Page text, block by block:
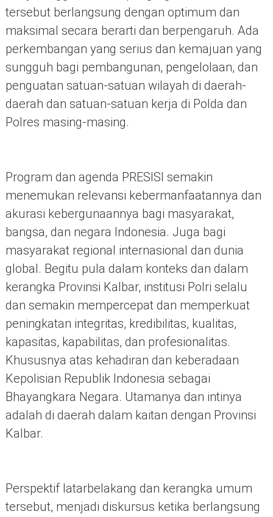
tersebut berlangsung dengan optimum dan
maksimal secara berarti dan berpengaruh. Ada
perkembangan yang serius dan kemajuan yang
sungguh bagi pembangunan, pengelolaan, dan
penguatan satuan-satuan wilayah di daerah-
daerah dan satuan-satuan kerja di Polda dan
Polres masing-masing.
Program dan agenda PRESISI semakin
menemukan relevansi kebermanfaatannya dan
akurasi kebergunaannya bagi masyarakat,
bangsa, dan negara Indonesia. Juga bagi
masyarakat regional internasional dan dunia
global. Begitu pula dalam konteks dan dalam
kerangka Provinsi Kalbar, institusi Polri selalu
dan semakin mempercepat dan memperkuat
peningkatan integritas, kredibilitas, kualitas,
kapasitas, kapabilitas, dan profesionalitas.
Khususnya atas kehadiran dan keberadaan
Kepolisian Republik Indonesia sebagai
Bhayangkara Negara. Utamanya dan intinya
adalah di daerah dalam kaitan dengan Provinsi
Kalbar.
Perspektif latarbelakang dan kerangka umum
tersebut, menjadi diskursus ketika berlangsung